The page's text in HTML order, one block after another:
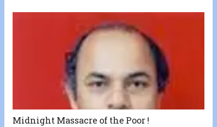
Midnight Massacre of the Poor !